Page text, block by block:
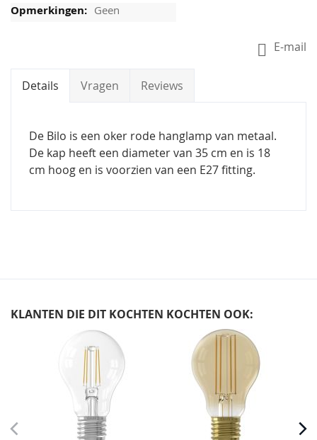
Geen
E-mail
Details Vragen Reviews
De Bilo is een oker rode hanglamp van metaal.
De kap heeft een diameter van 35 cm en is 18
cm hoog en is voorzien van een E27 fitting.
KLANTEN DIE DIT KOCHTEN KOCHTEN OOK: